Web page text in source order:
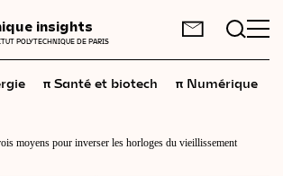
insights
POLYTECHNIQUE DE PARIS
π Santé et biotech π Numérique
moyens pour inverser les horloges du vieillissement